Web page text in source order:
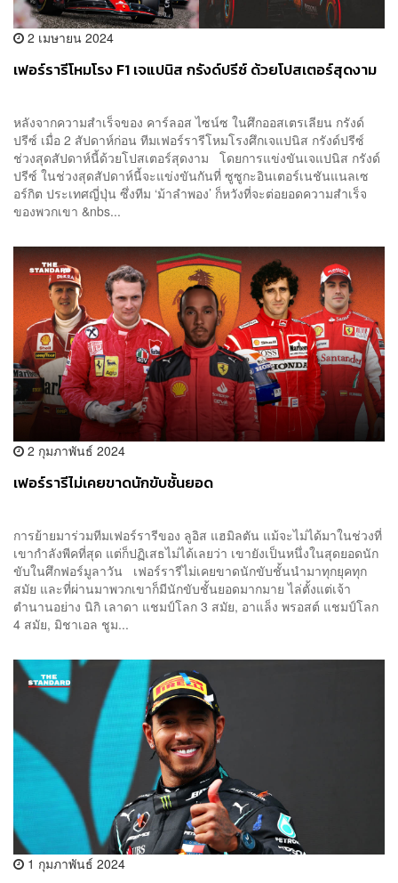
2 เมษายน 2024
เฟอร์รารีโหมโรง F1 เจแปนิส กรังด์ปรีซ์ ด้วยโปสเตอร์สุดงาม
หลังจากความสำเร็จของ คาร์ลอส ไซน์ซ ในศึกออสเตรเลียน กรังด์
ปรีซ์ เมื่อ 2 สัปดาห์ก่อน ทีมเฟอร์รารีโหมโรงศึกเจแปนิส กรังด์ปรีซ์
ช่วงสุดสัปดาห์นี้ด้วยโปสเตอร์สุดงาม โดยการแข่งขันเจแปนิส กรังด์
ปรีซ์ ในช่วงสุดสัปดาห์นี้จะแข่งขันกันที่ ซูซูกะอินเตอร์เนชันแนลเซ
อร์กิต ประเทศญี่ปุ่น ซึ่งทีม ‘ม้าลำพอง’ ก็หวังที่จะต่อยอดความสำเร็จ
ของพวกเขา &nbs...
2 กุมภาพันธ์ 2024
เฟอร์รารีไม่เคยขาดนักขับชั้นยอด
การย้ายมาร่วมทีมเฟอร์รารีของ ลูอิส แฮมิลตัน แม้จะไม่ได้มาในช่วงที่
เขากำลังพีคที่สุด แต่ก็ปฏิเสธไม่ได้เลยว่า เขายังเป็นหนึ่งในสุดยอดนัก
ขับในศึกฟอร์มูลาวัน เฟอร์รารีไม่เคยขาดนักขับชั้นนำมาทุกยุคทุก
สมัย และที่ผ่านมาพวกเขาก็มีนักขับชั้นยอดมากมาย ไล่ตั้งแต่เจ้า
ตำนานอย่าง นิกิ เลาดา แชมป์โลก 3 สมัย, อาแล็ง พรอสต์ แชมป์โลก
4 สมัย, มิชาเอล ชูม...
1 กุมภาพันธ์ 2024